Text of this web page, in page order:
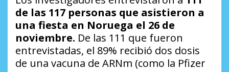
de las 117 personas que asistieron a
una fiesta en Noruega el 26 de
noviembre. De las 111 que fueron
entrevistadas, el 89% recibió dos dosis
de una vacuna de ARNm (como la Pfizer